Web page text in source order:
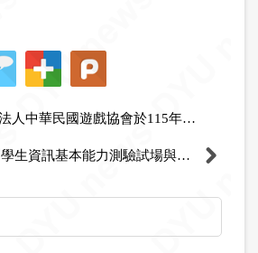
上一則：社團法人中華民國遊戲協會於115年6月8日（星期一）起，提供全國大專院校於會議或研討會中免費試用「AI翻譯助手」系統，歡迎國內各大專院校提出申請
下一則：114-2學生資訊基本能力測驗試場與座位公告